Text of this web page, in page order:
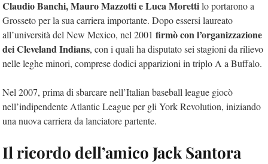
Claudio Banchi, Mauro Mazzotti e Luca Morettilo portarono a
Grosseto per la sua carriera importante. Dopo essersi laureato
all’università del New Mexico, nel 2001 firmò con l’organizzazione
dei Cleveland Indians, con i quali ha disputato sei stagioni da rilievo
nelle leghe minori, comprese dodici apparizioni in triplo A a Buffalo.
Nel 2007, prima di sbarcare nell’Italian baseball league giocò
nell’indipendente Atlantic League per gli York Revolution, iniziando
una nuova carriera da lanciatore partente.
Il ricordo dell’amico Jack Santora